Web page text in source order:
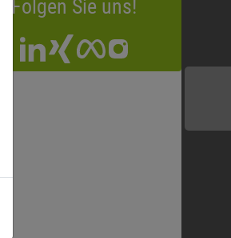
Folgen Sie uns!